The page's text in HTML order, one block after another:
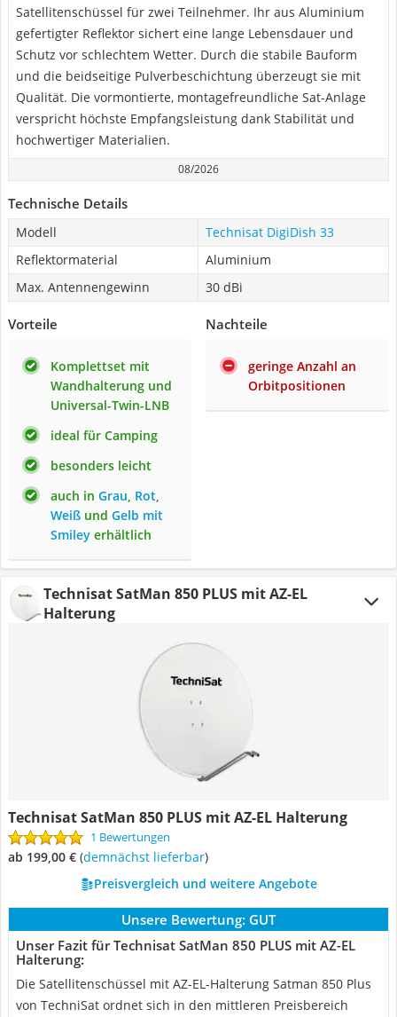
Satellitenschüssel für zwei Teilnehmer. Ihr aus Aluminium
gefertigter Reflektor sichert eine lange Lebensdauer und
Schutz vor schlechtem Wetter. Durch die stabile Bauform
und die beidseitige Pulverbeschichtung überzeugt sie mit
Qualität. Die vormontierte, montagefreundliche Sat-Anlage
verspricht höchste Empfangsleistung dank Stabilität und
hochwertiger Materialien.
08/2026
Technische Details
Modell
Technisat DigiDish 33
Reflektormaterial
Aluminium
Max. Antennengewinn
30 dBi
Vorteile
Komplettset mit
Wandhalterung und
Universal-Twin-LNB
ideal für Camping
besonders leicht
auch in Grau, Rot,
Weiß und Gelb mit
Smiley erhältlich
Nachteile
geringe Anzahl an
Orbitpositionen
Technisat SatMan 850 PLUS mit AZ-EL
Halterung
Technisat SatMan 850 PLUS mit AZ-EL Halterung
1 Bewertungen
ab 199,00 € ( Demnächst lieferbar)
Preisvergleich und weitere Angebote
Unsere Bewertung: GUT
Unser Fazit für Technisat SatMan 850 PLUS mit AZ-EL
Halterung:
Die Satellitenschüssel mit AZ-EL-Halterung Satman 850 Plus
von TechniSat ordnet sich in den mittleren Preisbereich